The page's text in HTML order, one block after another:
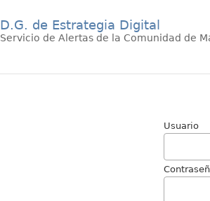
D.G. de Estrategia Digital
Servicio de Alertas de la Comunidad de
Usuario